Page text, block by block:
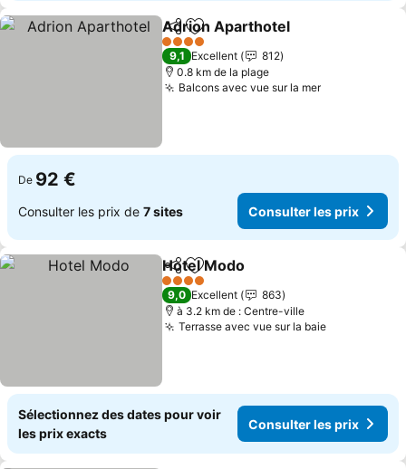
PartagerAjouter à mes favoris
Adrion Aparthotel
4 Étoiles
9,1 Excellent
812
0.8 km de la plage
Balcons avec vue sur la mer
De 92 €
Consulter les prix de 7 sites Consulter les prix
PartagerAjouter à mes favoris
Hotel Modo
4 Étoiles
9,0 Excellent
863
à 3.2 km de : Centre-ville
Terrasse avec vue sur la baie
Sélectionnez des dates pour voir
les prix exacts
Consulter les prix